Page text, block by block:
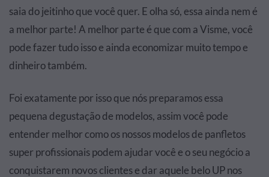
saia do jeitinho que você quer. E olha só, essa ainda nem é
a melhor parte! A melhor parte é que com a Visme, você
pode fazer tudo isso e ainda economizar muito tempo e
dinheiro também.
Foi exatamente por isso que nós preparamos essa
pequena degustação de modelos, assim você pode
entender melhor como os nossos modelos de panfletos
super profissionais podem ajudar você e o seu negócio a
conquistarem novos clientes e dar aquele belo UP nos